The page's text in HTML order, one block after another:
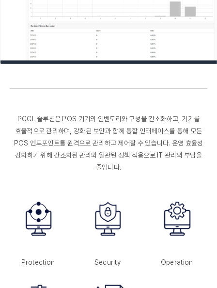
PCCL 솔루션은 POS 기기의 인벤토리와 구성을 간소화하고, 기기를
효율적으로 관리하며,강화된 보안과 함께 통합 인터페이스를 통해 모든
POS 엔드포인트를 원격으로 관리하고 제어할 수 있습니다. 운영 효율성
강화하기 위해 간소화된 관리와 일관된 정책 적용으로 IT 관리의 부담을
줄입니다.
Protection Security Operation